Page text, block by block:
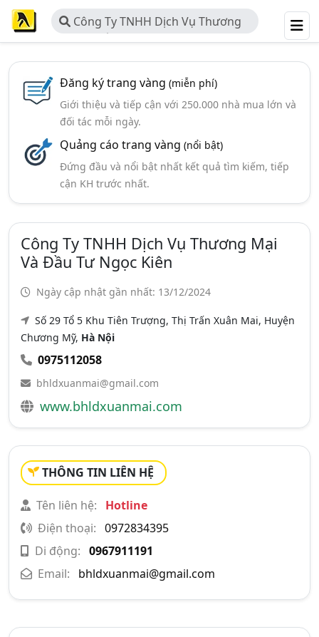
Công Ty TNHH Dịch Vụ Thương
Mại Và Đầu Tư Ngọc Kiên
Đăng ký trang vàng (miễn phí)
Giới thiệu và tiếp cận với 250.000 nhà mua lớn và
đối tác mỗi ngày.
Quảng cáo trang vàng (nổi bật)
Đứng đầu và nổi bật nhất kết quả tìm kiếm, tiếp
cận KH trước nhất.
Công Ty TNHH Dịch Vụ Thương Mại
Và Đầu Tư Ngọc Kiên
Ngày cập nhật gần nhất: 13/12/2024
Số 29 Tổ 5 Khu Tiên Trượng, Thị Trấn Xuân Mai, Huyện
Chương Mỹ, Hà Nội
0975112058
bhldxuanmai@gmail.com
www.bhldxuanmai.com
THÔNG TIN LIÊN HỆ
Tên liên hệ:
Hotline
Điện thoại: 0972834395
Di động: 0967911191
Email:
bhldxuanmai@gmail.com